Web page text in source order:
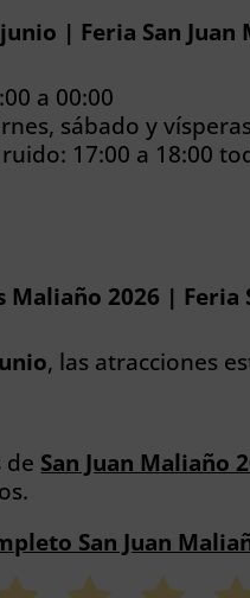
| Feria San Juan
a 00:00
sábado y
17:00 a 18:00
2026 | Feria
, las atracciones
de San Juan Maliaño
San Juan